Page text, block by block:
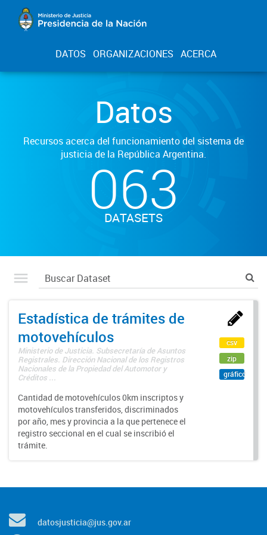
DATOS ORGANIZACIONES ACERCA
Datos
Recursos acerca del funcionamiento del sistema de
justicia de la República Argentina.
063
DATASETS
Estadística de trámites de
motovehículos
Ministerio de Justicia. Subsecretaría de Asuntos
Registrales. Dirección Nacional de los Registros
Nacionales de la Propiedad del Automotor y
Créditos ...
Cantidad de motovehículos 0km inscriptos y
motovehículos transferidos, discriminados
por año, mes y provincia a la que pertenece el
registro seccional en el cual se inscribió el
trámite.
csv
zip
gráfico
datosjusticia@jus.gov.ar